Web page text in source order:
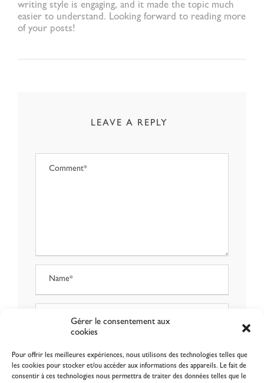
Gérer le consentement aux
cookies
Pour offrir les meilleures expériences, nous utilisons des technologies telles que
les cookies pour stocker et/ou accéder aux informations des appareils. Le fait de
consentir à ces technologies nous permettra de traiter des données telles que le
writing style is engaging, and it made the topic much
easier to understand. Looking forward to reading more
of your posts!
LEAVE A REPLY